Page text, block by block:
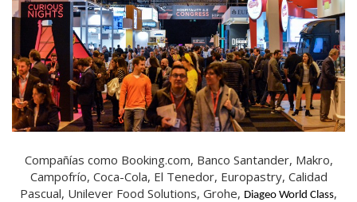
Compañías como Booking.com, Banco Santander, Makro,
Campofrío, Coca-Cola, El Tenedor, Europastry, Calidad
Pascual, Unilever Food Solutions, Grohe, Diageo World Class,